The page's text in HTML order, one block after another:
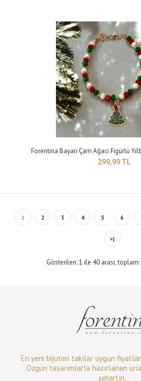
Forentina Beyaz Damla Taşlı
299,99 TL
Yapısı: BijuteriMaden Rengi: sarıTaş Rengi:
modelTakı setleri,
Forentina Siyah Kelebekli Kelepçe
299,99 TL
Forentina Bayan Çam Ağacı Figürlü
299,99 TL
1 2 3 4 5 6
>|
Gösterilen: 1 ile 40 arası,
En yeni bijuteri takılar uygun
Özgün tasarımlarla hazırlanan
şımartın...